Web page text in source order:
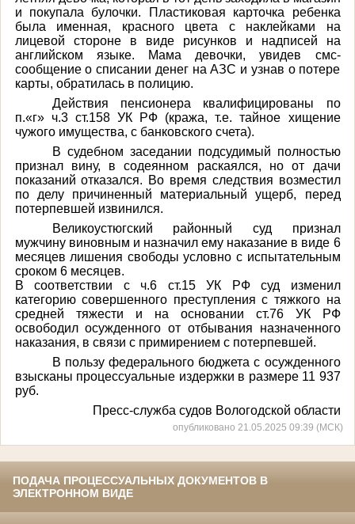
и покупала булочки. Пластиковая карточка ребенка
была именная, красного цвета с наклейками на
лицевой стороне в виде рисунков и надписей на
английском языке. Мама девочки, увидев смс-
сообщение о списании денег на АЗС и узнав о потере
карты, обратилась в полицию.
Действия пенсионера квалифицированы по
п.«г» ч.3 ст.158 УК РФ (кража, т.е. тайное хищение
чужого имущества, с банковского счета).
В судебном заседании подсудимый полностью
признал вину, в содеянном раскаялся, но от дачи
показаний отказался. Во время следствия возместил
по делу причиненный материальный ущерб, перед
потерпевшей извинился.
Великоустюгский районный суд признал
мужчину виновным и назначил ему наказание в виде 6
месяцев лишения свободы условно с испытательным
сроком 6 месяцев.
В соответствии с ч.6 ст.15 УК РФ суд изменил
категорию совершенного преступления с тяжкого на
средней тяжести и на основании ст.76 УК РФ
освободил осужденного от отбывания назначенного
наказания, в связи с примирением с потерпевшей.
В пользу федерального бюджета с осужденного
взысканы процессуальные издержки в размере 11 937
руб.
Пресс-служба судов Вологодской области
опубликовано 21.05.2025 09:39 (МСК)
ПОДАЧА ПРОЦЕССУАЛЬНЫХ ДОКУМЕНТОВ В
ЭЛЕКТРОННОМ ВИДЕ